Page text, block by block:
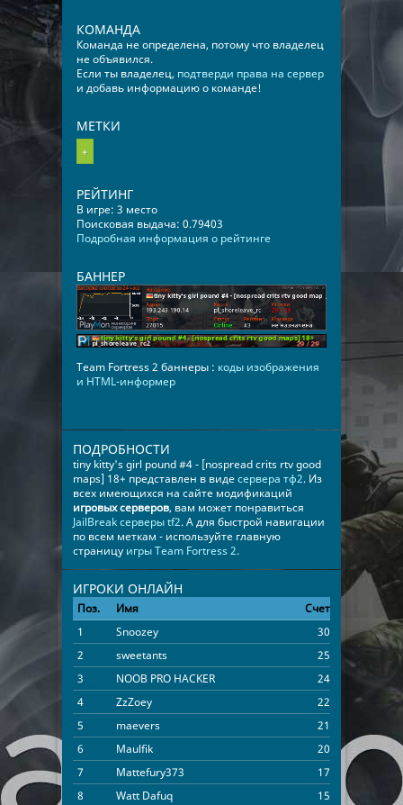
КОМАНДА
Команда не определена, потому что владелец
не объявился.
Если ты владелец, подтверди права на сервер
и добавь информацию о команде!
МЕТКИ
+
РЕЙТИНГ
В игре: 3 место
Поисковая выдача: 0.79403
Подробная информация о рейтинге
БАННЕР
Team Fortress 2 баннеры : коды изображения
и HTML-информер
ПОДРОБНОСТИ
tiny kitty's girl pound #4 - [nospread crits rtv good
maps] 18+ представлен в видесервера тф2. Из
всех имеющихся на сайте модификаций
игровых серверов, вам может понравиться
JailBreak серверы tf2. А для быстрой навигации
по всем меткам - используйте главную
страницу игры Team Fortress 2.
ИГРОКИ ОНЛАЙН
Поз. Имя Счет
1
Snoozey 30 00:48:52
2
sweetants 25
3
NOOB PRO HACKER 24
4
ZzZoey 22 01:28:56
5
maevers 21
6
Maulfik 20 00:56:28
7
Mattefury373 17 00:27:53
8
Watt Dafuq 15 00:45:25